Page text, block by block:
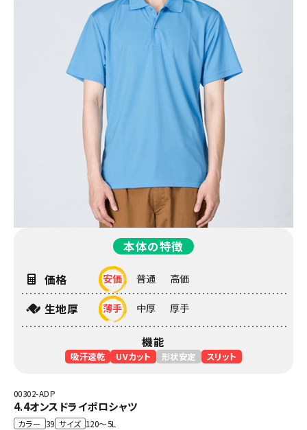
本体の特徴
価格 安価 普通 高価
生地厚 薄手 中厚 厚手
機能
吸汗速乾 UVカット 形状安定 スリット
00302-ADP
4.4オンスドライポロシャツ
カラー 39 サイズ 120～5L